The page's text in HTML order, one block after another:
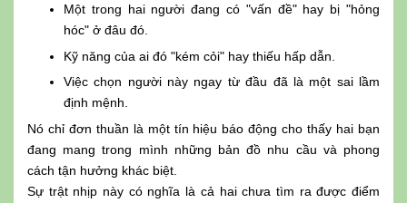
Một trong hai người đang có "vấn đề" hay bị "hỏng
hóc" ở đâu đó.
Kỹ năng của ai đó "kém cỏi" hay thiếu hấp dẫn.
Việc chọn người này ngay từ đầu đã là một sai lầm
định mệnh.
Nó chỉ đơn thuần là một tín hiệu báo động cho thấy hai bạn
đang mang trong mình những bản đồ nhu cầu và phong
cách tận hưởng khác biệt.
Sự trật nhịp này có nghĩa là cả hai chưa tìm ra được điểm